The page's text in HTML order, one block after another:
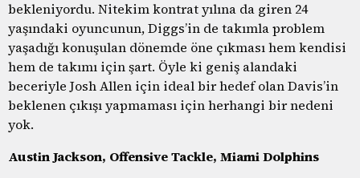
bekleniyordu. Nitekim kontrat yılına da giren 24
yaşındaki oyuncunun, Diggs’in de takımla problem
yaşadığı konuşulan dönemde öne çıkması hem kendisi
hem de takımı için şart. Öyle ki geniş alandaki
beceriyle Josh Allen için ideal bir hedef olan Davis’in
beklenen çıkışı yapmaması için herhangi bir nedeni
yok.
Austin Jackson, Offensive Tackle, Miami Dolphins